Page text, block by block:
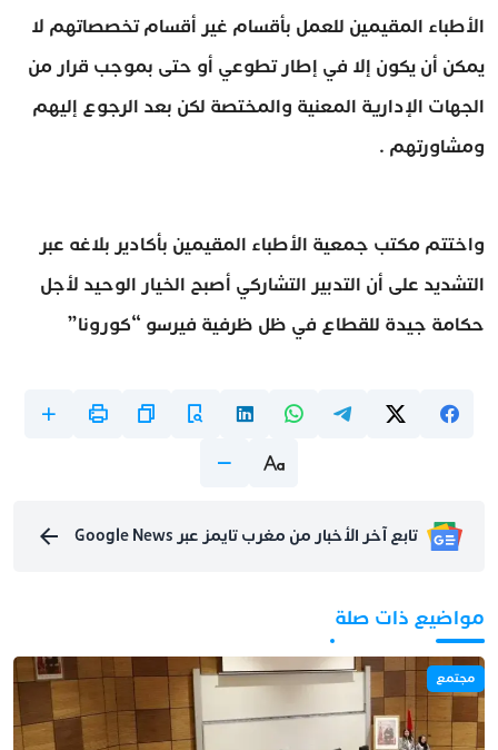
الأطباء المقيمين للعمل بأقسام غير أقسام تخصصاتهم لا
يمكن أن يكون إلا في إطار تطوعي أو حتى بموجب قرار من
الجهات الإدارية المعنية والمختصة لكن بعد الرجوع إليهم
ومشاورتهم .
واختتم مكتب جمعية الأطباء المقيمين بأكادير بلاغه عبر
التشديد على أن التدبير التشاركي أصبح الخيار الوحيد لأجل
حكامة جيدة للقطاع في ظل ظرفية فيرسو “كورونا”
تابع آخر الأخبار من مغرب تايمز عبر Google News
مواضيع ذات صلة
مجتمع